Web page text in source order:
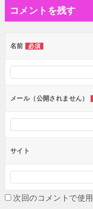
ビ
ー
シ
ン
コメントを残す
名前 必須
メール（公開されません）
サイト
次回のコメントで使